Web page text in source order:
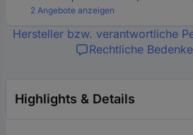
2 Angebote anzeigen
Hersteller bzw. verantwortliche
Rechtliche
Highlights & Details